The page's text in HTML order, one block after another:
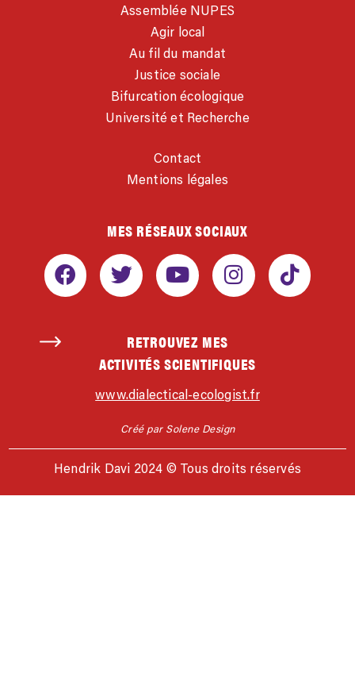
Assemblée NUPES
Agir local
Au fil du mandat
Justice sociale
Bifurcation écologique
Université et Recherche
Contact
Mentions légales
MES RÉSEAUX SOCIAUX
RETROUVEZ MES
ACTIVITÉS SCIENTIFIQUES
www.dialectical-ecologist.fr
Créé par Solene Design
Hendrik Davi 2024 © Tous droits réservés